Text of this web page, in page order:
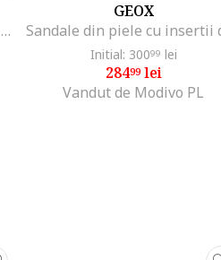
Sandale din piele ecologica cu aplicatie cu model floral Lovely, Alb/Lila
GEOX
Initial: 30099 lei
28499lei
Vandut de Modivo PL